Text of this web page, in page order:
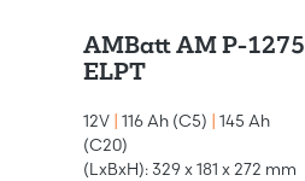
AMBatt AM P-1275
ELPT
12V 116 Ah (C5)
145 Ah
(C20)
(LxBxH): 329 x 181 x 272 mm